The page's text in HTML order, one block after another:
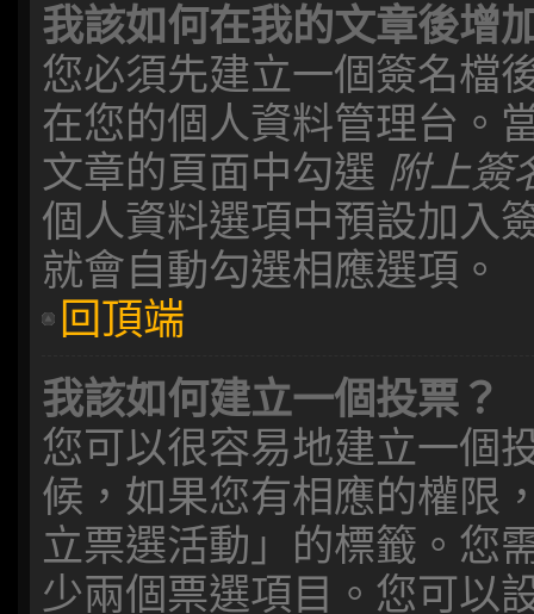
我該如何在我的文章後增
您必須先建立一個簽名檔
在您的個人資料管理台。
文章的頁面中勾選 附上簽
個人資料選項中預設加入
就會自動勾選相應選項。
回頂端
我該如何建立一個投票？
您可以很容易地建立一個
候，如果您有相應的權限
立票選活動」的標籤。您
少兩個票選項目。您可以